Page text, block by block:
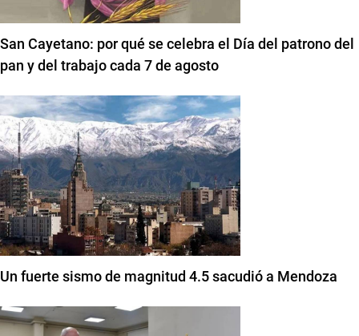
San Cayetano: por qué se celebra el Día del patrono del
pan y del trabajo cada 7 de agosto
Un fuerte sismo de magnitud 4.5 sacudió a Mendoza